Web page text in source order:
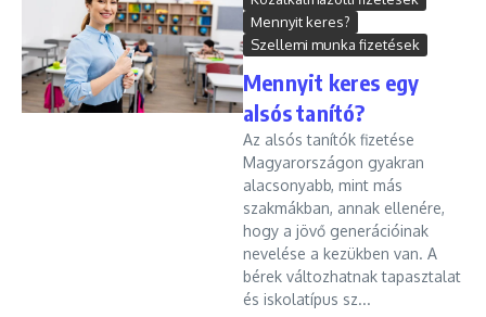
Mennyit keres?
Szellemi munka fizetések
Mennyit keres egy
alsós tanító?
Az alsós tanítók fizetése
Magyarországon gyakran
alacsonyabb, mint más
szakmákban, annak ellenére,
hogy a jövő generációinak
nevelése a kezükben van. A
bérek változhatnak tapasztalat
és iskolatípus sz...